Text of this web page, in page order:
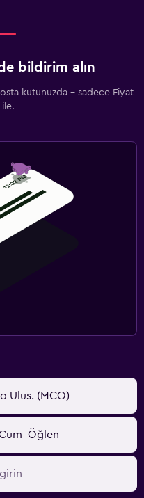
bildirim alın
kutunuzda - sadece Fiyat
ile.
Ulus. (MCO)
Öğlen